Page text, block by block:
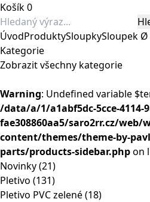
Košík0
ÚvodProduktySloupkySloupek Ø
Kategorie
Zobrazit všechny kategorie
Warning: Undefined variable
/data/a/1/a1abf5dc-5cce-4114-
fae308860aa5/saro2rr.cz/web/
content/themes/theme-by-
parts/products-sidebar.phpon
Novinky(21)
Pletivo (131)
Pletivo PVC zelené(18)